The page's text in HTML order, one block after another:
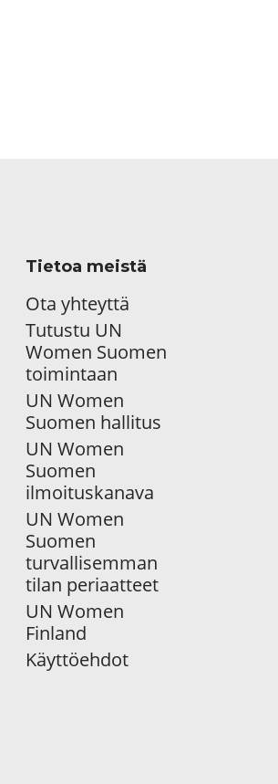
Tietoa meistä
Ota yhteyttä
Tutustu UN
Women Suomen
toimintaan
UN Women
Suomen hallitus
UN Women
Suomen
ilmoituskanava
UN Women
Suomen
turvallisemman
tilan periaatteet
UN Women
Finland
Käyttöehdot